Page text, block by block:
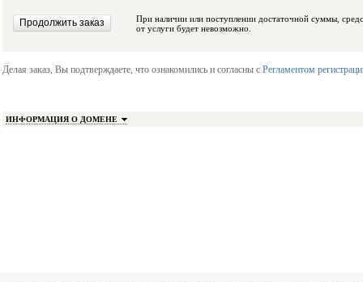
При наличии или поступлении достаточной суммы, средства будут
от услуги будет невозможно.
Делая заказ, Вы подтверждаете, что ознакомились и согласны с Регламентом
ИНФОРМАЦИЯ О ДОМЕНЕ